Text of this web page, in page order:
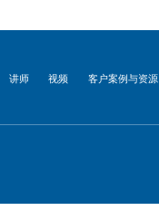
讲师 视频 客户案例与资源